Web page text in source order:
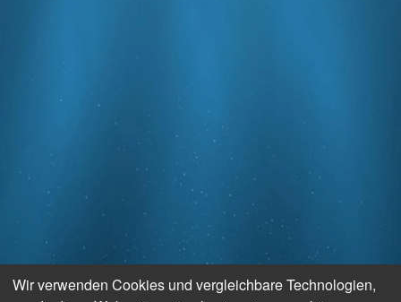
Wir verwenden Cookies und vergleichbare Technologien,